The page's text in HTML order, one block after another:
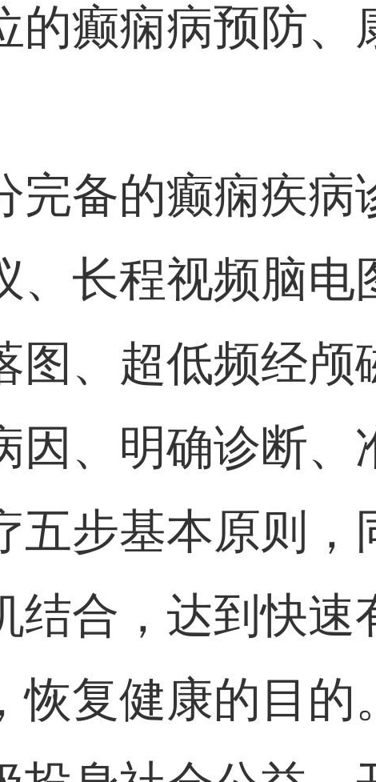
的癫痫病预防、
完备的癫痫疾病
、长程视频脑电
图、超低频经颅
因、明确诊断、
五步基本原则，
结合，达到快速
复健康的目的。